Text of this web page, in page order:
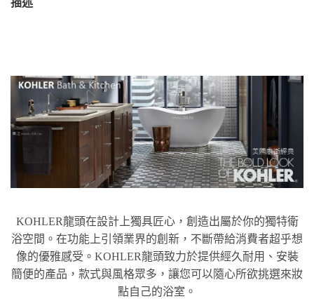
描述
KOHLER龍頭在設計上獨具匠心，創造出屬於你的獨特衛
浴空間。在功能上引領業界的創新，不斷帶給消費者超乎想
像的優雅感受。KOHLER龍頭致力於提供經久耐用、安裝
簡便的產品，款式與風格眾多，讓您可以隨心所欲挑選來妝
點自己的浴室。